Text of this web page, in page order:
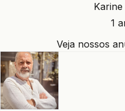
1
Veja nossos